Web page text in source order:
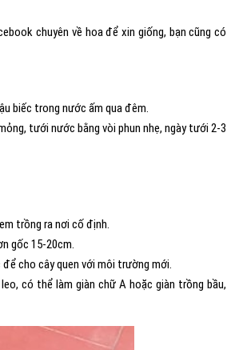
chuyên về hoa để xin giống, bạn cũng có
biếc trong nước ấm qua đêm.
tưới nước bằng vòi phun nhẹ, ngày tưới 2-3
trồng ra nơi cố định.
gốc 15-20cm.
cho cây quen với môi trường mới.
có thể làm giàn chữ A hoặc giàn trồng bầu,